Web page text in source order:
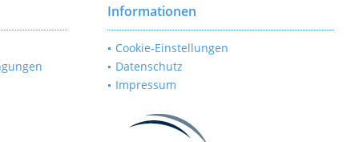
Informationen
Cookie-Einstellungen
Datenschutz
Impressum